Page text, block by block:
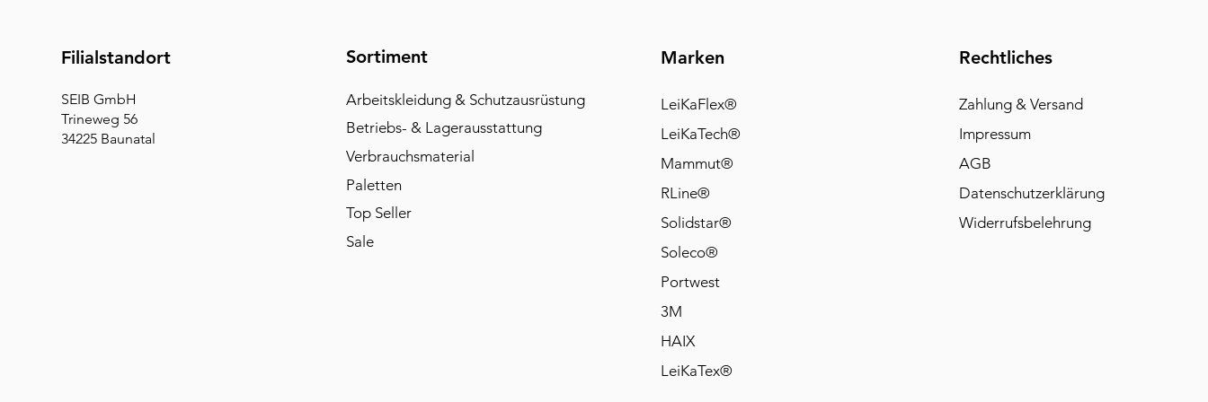
Filialstandort
SEIB GmbH
Trineweg 56
34225 Baunatal
Sortiment
Arbeitskleidung & Schutzausrüstung
Betriebs- & Lagerausstattung
Verbrauchsmaterial
Paletten
Top Seller
Sale
Marken
LeiKaFlex®
LeiKaTech®
Mammut®
RLine®
Solidstar®
Soleco®
Portwest
3M
HAIX
LeiKaTex®
Rechtliches
Zahlung & Versand
Impressum
AGB
Datenschutzerklärung
Widerrufsbelehrung